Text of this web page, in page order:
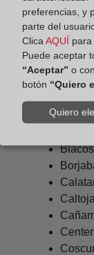
Arcos
Barca
Blacos
preferencias, y
parte del
Clica AQUÍ para
Puede aceptar
“Aceptar” o
botón “Quiero
Quiero